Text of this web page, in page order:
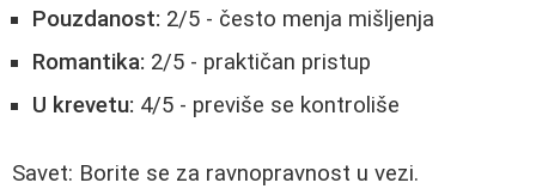
Pouzdanost: 2/5 - često menja mišljenja
Romantika: 2/5 - praktičan pristup
U krevetu: 4/5 - previše se kontroliše
Savet: Borite se za ravnopravnost u vezi.